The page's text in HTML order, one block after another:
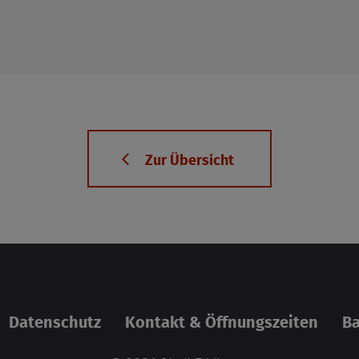
Zur Über­sicht
Da­ten­schutz Kon­takt & Öff­nungs­zei­ten